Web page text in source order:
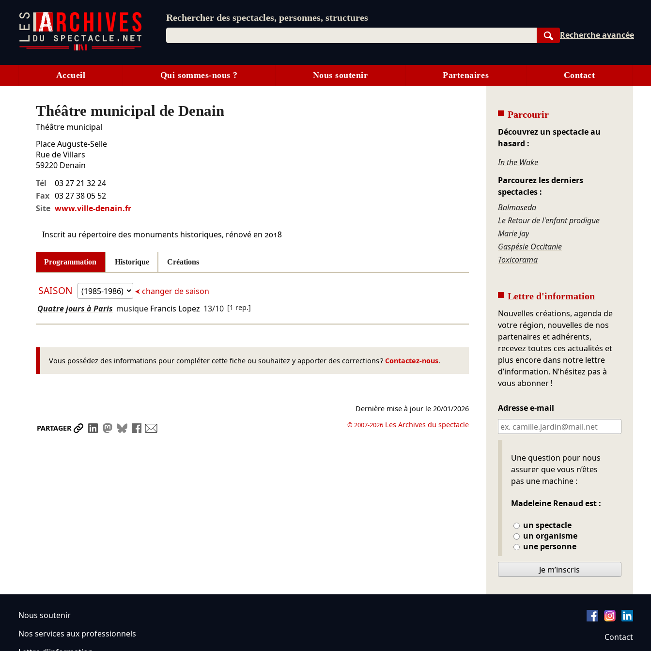
Rechercher des spectacles, personnes, structures
Rechercher
Recherche avancée
Accueil Qui sommes-nous ? Nous soutenir Partenaires Contact
Théâtre municipal de Denain
Théâtre municipal
Place Auguste-Selle
Rue de Villars
59220 Denain
Tél
03 27 21 32 24
Fax 03 27 38 05 52
Site www.ville-denain.fr
Inscrit au répertoire des monuments historiques, rénové en 2018
Programmation Historique Créations
SAISON
changer de saison
Quatre jours à Paris musique Francis Lopez 13/10 [1 rep.]
Vous possédez des informations pour compléter cette fiche ou souhaitez y apporter des corrections ? Contactez-nous.
PARTAGER Partager le lien
Partager sur LinkedIn
Partager sur Mastodon
Partager sur Bluesky
Partager sur Facebook
Dernière mise à jour le20/01/2026
© 2007-2026 Les Archives du spectacle
Parcourir
Découvrez un spectacle au
hasard :
In the Wake
Parcourez les derniers
spectacles :
Balmaseda
Le Retour de l'enfant prodigue
Marie Jay
Gaspésie Occitanie
Toxicorama
Lettre d'information
Nouvelles créations, agenda de
votre région, nouvelles de nos
partenaires et adhérents,
recevez toutes ces actualités et
plus encore dans notre lettre
d’information. N’hésitez pas à
vous abonner !
Adresse e-mail
Une question pour nous
assurer que vous n’êtes
pas une machine :
Madeleine Renaud est :
un spectacle
un organisme
une personne
Ne pas remplir
Je m’inscris
Nous soutenir
Nos services aux professionnels
Contact